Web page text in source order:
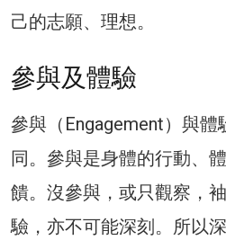
己的志願、理想。
參與及體驗
參與（Engagement）與體
同。參與是身體的行動、
饋。沒參與，或只觀察，
驗，亦不可能深刻。所以